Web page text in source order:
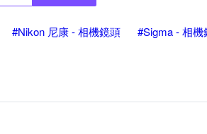
#Nikon 尼康 - 相機鏡頭 #Sigma - 相機